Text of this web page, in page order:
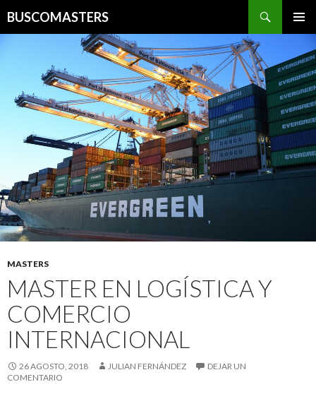
BUSCOMASTERS
MASTERS
MASTER EN LOGÍSTICA Y
COMERCIO
INTERNACIONAL
26 AGOSTO, 2018 JULIAN FERNÁNDEZ
DEJAR UN
COMENTARIO